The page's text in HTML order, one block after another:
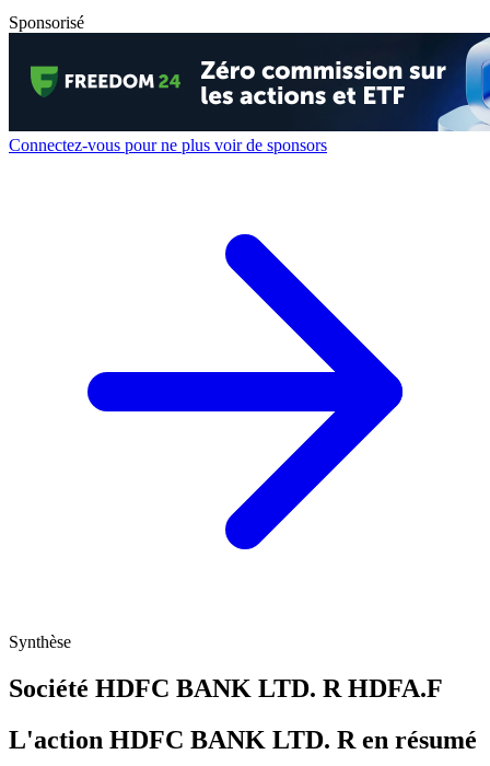
Sponsorisé
Connectez-vous pour ne plus voir de sponsors
Synthèse
Société HDFC BANK LTD. R HDFA.F
L'action HDFC BANK LTD. R en résumé